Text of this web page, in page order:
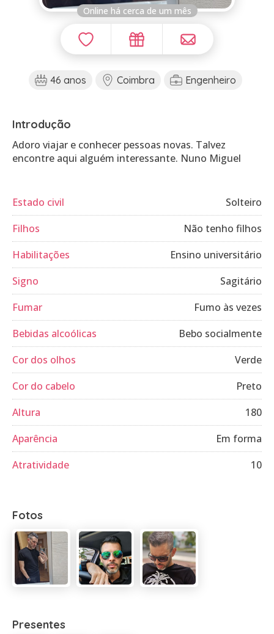
Online há cerca de um mês
46 anos Coimbra Engenheiro
Introdução
Adoro viajar e conhecer pessoas novas. Talvez
encontre aqui alguém interessante. Nuno Miguel
Estado civil
Solteiro
Filhos
Não tenho filhos
Habilitações
Ensino universitário
Signo
Sagitário
Fumar
Fumo às vezes
Bebidas alcoólicas
Bebo socialmente
Cor dos olhos
Verde
Cor do cabelo
Preto
Altura
180
Aparência
Em forma
Atratividade
10
Fotos
Presentes